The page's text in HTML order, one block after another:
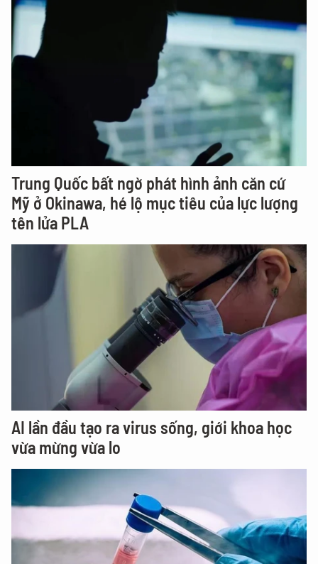
Trung Quốc bất ngờ phát hình ảnh căn cứ
Mỹ ở Okinawa, hé lộ mục tiêu của lực lượng
tên lửa PLA
AI lần đầu tạo ra virus sống, giới khoa học
vừa mừng vừa lo